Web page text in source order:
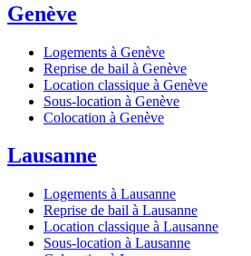
Genève
Logements à Genève
Reprise de bail à Genève
Location classique à Genève
Sous-location à Genève
Colocation à Genève
Lausanne
Logements à Lausanne
Reprise de bail à Lausanne
Location classique à Lausanne
Sous-location à Lausanne